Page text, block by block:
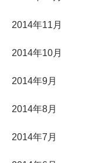
2014年11月
2014年10月
2014年9月
2014年8月
2014年7月